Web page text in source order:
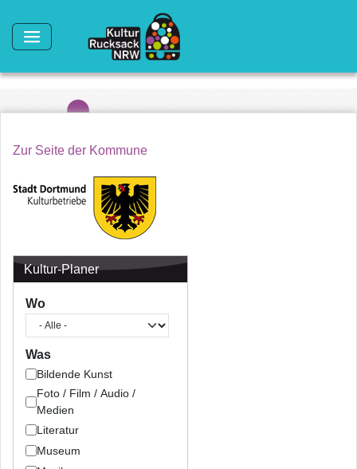
Zur Seite der Kommune
Kultur-Planer
Wo
Was
Bildende Kunst
Foto / Film / Audio /
Medien
Literatur
Museum